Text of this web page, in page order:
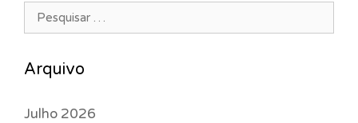
Pesquisar por:
Arquivo
Julho 2026